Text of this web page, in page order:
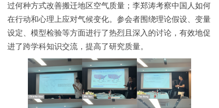
过何种方式改善搬迁地区空气质量；李郑涛考察中国人如何
在行动和心理上应对气候变化。参会者围绕理论假设、变量
设定、模型检验等方面进行了热烈且深入的讨论，有效地促
进了跨学科知识交流，提高了研究质量。